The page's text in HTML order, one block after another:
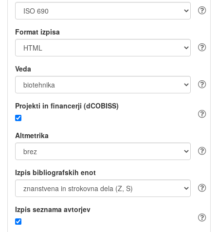
Format izpisa
Veda
Projekti in financerji (dCOBISS)
Altmetrika
Izpis bibliografskih enot
Izpis seznama avtorjev